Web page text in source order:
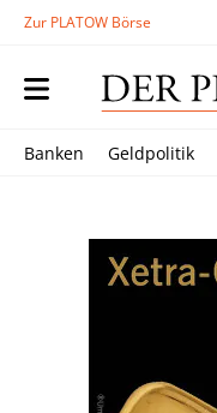
Zur PLATOW Börse
Banken Geldpolitik